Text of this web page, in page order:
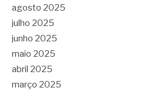
agosto 2025
julho 2025
junho 2025
maio 2025
abril 2025
março 2025